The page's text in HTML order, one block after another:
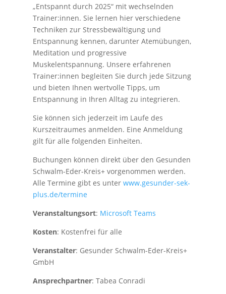
„Entspannt durch 2025“ mit wechselnden
Trainer:innen. Sie lernen hier verschiedene
Techniken zur Stressbewältigung und
Entspannung kennen, darunter Atemübungen,
Meditation und progressive
Muskelentspannung. Unsere erfahrenen
Trainer:innen begleiten Sie durch jede Sitzung
und bieten Ihnen wertvolle Tipps, um
Entspannung in Ihren Alltag zu integrieren.
Sie können sich jederzeit im Laufe des
Kurszeitraumes anmelden. Eine Anmeldung
gilt für alle folgenden Einheiten.
Buchungen können direkt über den Gesunden
Schwalm-Eder-Kreis+ vorgenommen werden.
Alle Termine gibt es unter www.gesunder-sek-
plus.de/termine
Veranstaltungsort: Microsoft Teams
Kosten: Kostenfrei für alle
Veranstalter: Gesunder Schwalm-Eder-Kreis+
GmbH
Ansprechpartner: Tabea Conradi